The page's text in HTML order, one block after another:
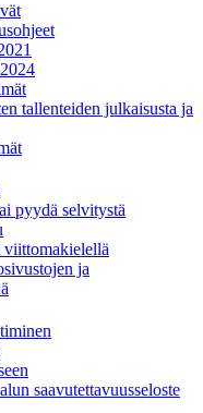
tallenteiden julkaisusta ja
pyydä selvitystä
viittomakielellä
ja
saavutettavuusseloste